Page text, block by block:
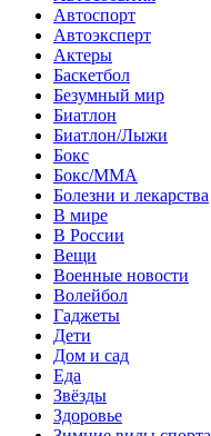
Автоспорт
Автоэксперт
Актеры
Баскетбол
Безумный мир
Биатлон
Биатлон/Лыжи
Бокс
Бокс/MMA
Болезни и лекарства
В мире
В России
Вещи
Военные новости
Волейбол
Гаджеты
Дети
Дом и сад
Еда
Звёзды
Здоровье